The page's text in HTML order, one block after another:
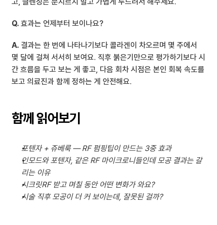
Q. 효과는 언제부터 보이나요?
A. 결과는 한 번에 나타나기보다 콜라겐이 차오르며 몇 주에서
몇 달에 걸쳐 서서히 보여요. 직후 붉은기만으로 평가하기보다 시
간 흐름을 두고 보는 게 좋고, 다음 회차 시점은 본인 회복 속도를
보고 의료진과 함께 정하는 게 안전해요.
함께 읽어보기
포텐자 + 쥬베룩 — RF 펌핑팁이 만드는 3중 효과
인모드와 포텐자, 같은 RF 마이크로니들인데 모공 결과는 갈
리는 이유
시크릿RF 받고 며칠 동안 어떤 변화가 와요?
시술 직후 모공이 더 커 보이는데, 잘못된 걸까?